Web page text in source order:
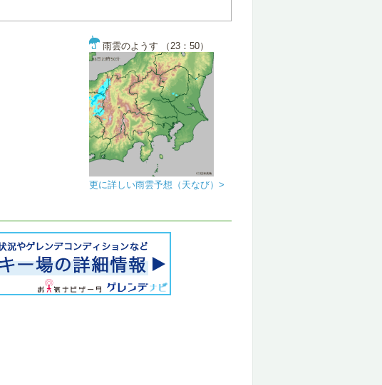
雨雲のようす （23：50）
更に詳しい雨雲予想（天なび）>